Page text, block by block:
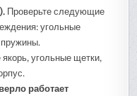
Проверьте следующие
угольные
якорь, угольные щетки,
работает